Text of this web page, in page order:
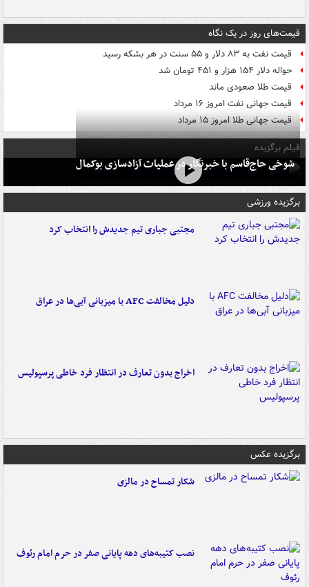
قیمت‌های روز در یک نگاه
قیمت نفت به ۸۳ دلار و ۵۵ سنت در هر بشکه رسید
حواله دلار ۱۵۴ هزار و ۴۵۱ تومان شد
قیمت طلا صعودی ماند
قیمت جهانی نفت امروز ۱۶ مرداد
قیمت جهانی طلا امروز ۱۵ مرداد
فیلم برگزیده
شوخی حاج‌قاسم با خبرنگار در عملیات آزادسازی بوکمال
برگزیده ورزشی
مجتبی جباری تیم جدیدش را انتخاب کرد
دلیل مخالفت AFC با میزبانی آبی‌ها در عراق
اخراج بدون تعارف در انتظار فرد خاطی پرسپولیس
برگزیده عکس
شکار تمساح در مالزی
نصب کتیبه‌های دهه پایانی صفر در حرم امام رئوف